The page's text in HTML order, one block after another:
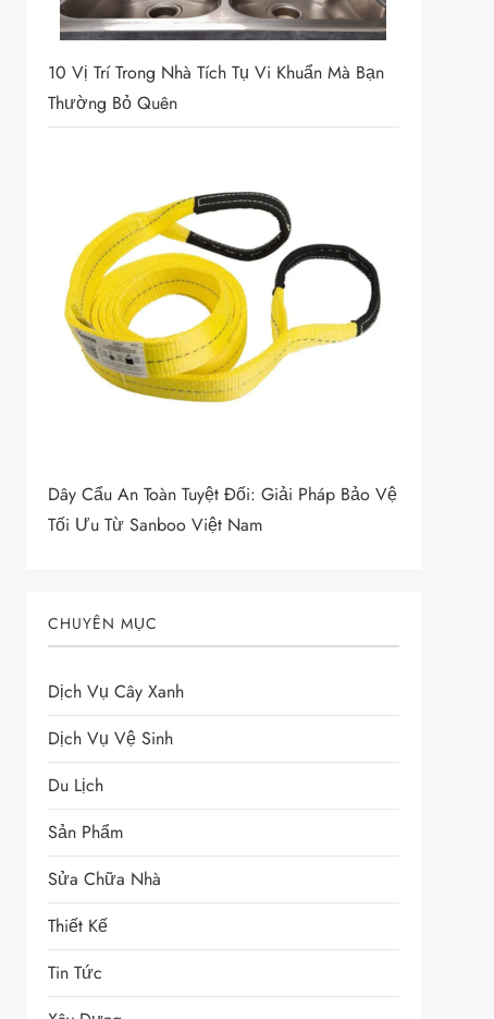
10 Vị Trí Trong Nhà Tích Tụ Vi Khuẩn Mà Bạn
Thường Bỏ Quên
Dây Cẩu An Toàn Tuyệt Đối: Giải Pháp Bảo Vệ
Tối Ưu Từ Sanboo Việt Nam
CHUYÊN MỤC
Dịch Vụ Cây Xanh
Dịch Vụ Vệ Sinh
Du Lịch
Sản Phẩm
Sửa Chữa Nhà
Thiết Kế
Tin Tức